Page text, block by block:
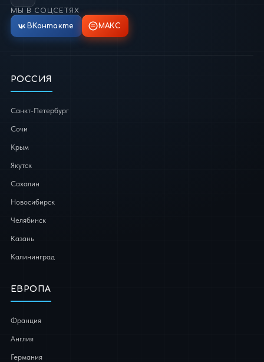
МЫ В СОЦСЕТЯХ
ВКонтакте МАКС
РОССИЯ
Санкт-Петербург
Сочи
Крым
Якутск
Сахалин
Новосибирск
Челябинск
Казань
Калининград
ЕВРОПА
Франция
Англия
Германия